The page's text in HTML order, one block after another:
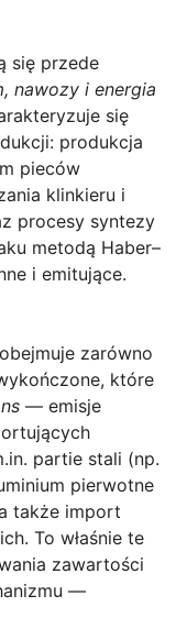
się przede
nawozy i energia
się
produkcja
pieców
klinkieru i
procesy syntezy
metodą Haber–
i emitujące.
zarówno
które
— emisje
partie stali (np.
pierwotne
także import
To właśnie te
zawartości
—